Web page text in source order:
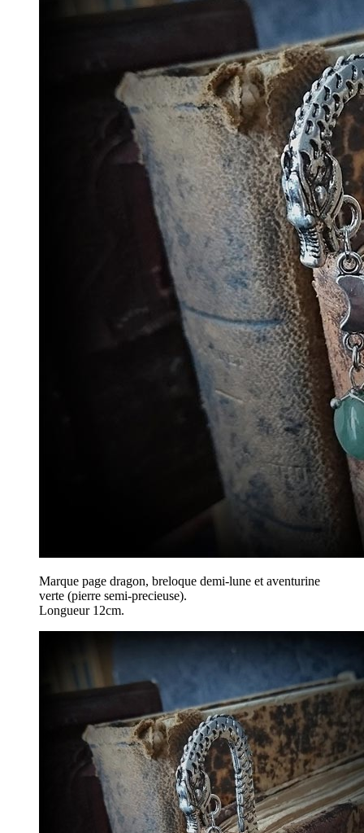
Marque page dragon, breloque demi-lune et aventurine
verte (pierre semi-precieuse).
Longueur 12cm.